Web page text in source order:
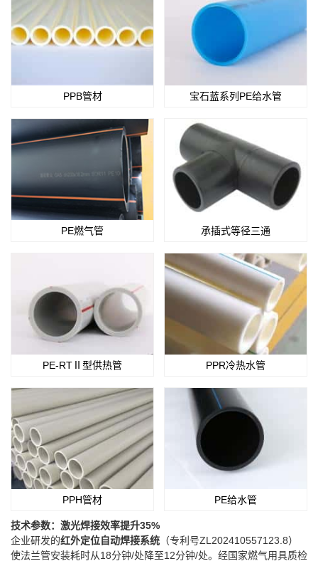
PPB管材 宝石蓝系列PE给水管
PE燃气管 承插式等径三通
PE-RTⅡ型供热管 PPR冷热水管
PPH管材 PE给水管
技术参数：激光焊接效率提升35%​
企业研发的​​红外定位自动焊接系统​ ​（专利号ZL202410557123.8）
使法兰管安装耗时从18分钟/处降至12分钟/处。经国家燃气用具质检